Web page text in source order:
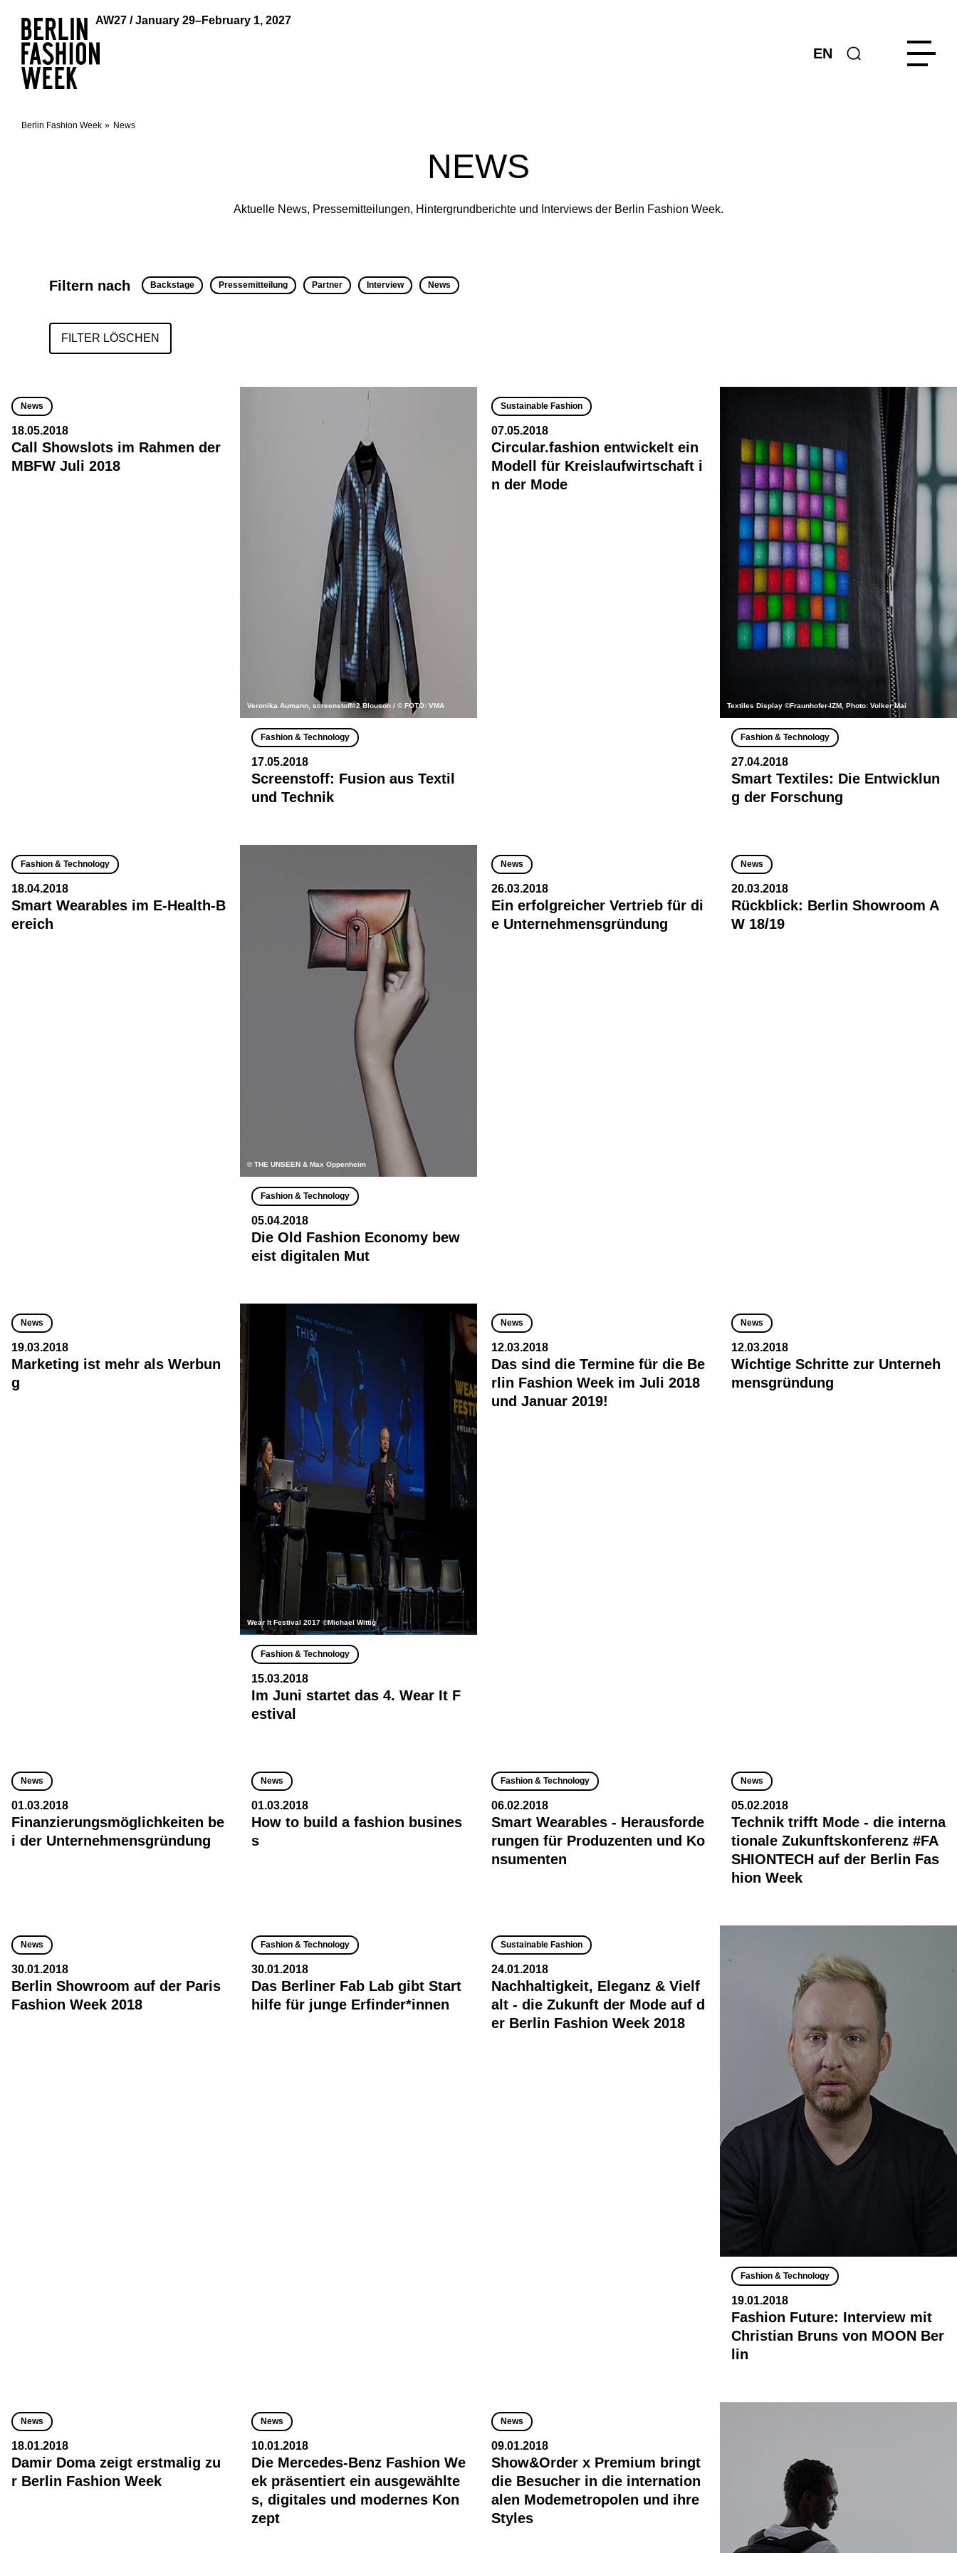
AW27 / January 29–February 1, 2027
EN
Berlin Fashion Week News
NEWS
Aktuelle News, Pressemitteilungen, Hintergrundberichte und Interviews der Berlin Fashion Week.
Filtern nach Backstage Pressemitteilung Partner Interview News
FILTER LÖSCHEN
News
18.05.2018
Call Showslots im Rahmen der
MBFW Juli 2018
Veronika Aumann, screenstoff#2 Blouson / © FOTO: VMA
Fashion & Technology
17.05.2018
Screenstoff: Fusion aus Textil
und Technik
Sustainable Fashion
07.05.2018
Circular.fashion entwickelt ein
Modell für Kreislaufwirtschaft i
n der Mode
Textiles Display ©Fraunhofer-IZM, Photo: Volker Mai
Fashion & Technology
27.04.2018
Smart Textiles: Die Entwicklun
g der Forschung
Fashion & Technology
18.04.2018
Smart Wearables im E-Health-B
ereich
© THE UNSEEN & Max Oppenheim
Fashion & Technology
05.04.2018
Die Old Fashion Economy bew
eist digitalen Mut
News
26.03.2018
Ein erfolgreicher Vertrieb für di
e Unternehmensgründung
News
20.03.2018
Rückblick: Berlin Showroom A
W 18/19
News
19.03.2018
Marketing ist mehr als Werbun
g
Wear It Festival 2017 ©Michael Wittig
Fashion & Technology
15.03.2018
Im Juni startet das 4. Wear It F
estival
News
12.03.2018
Das sind die Termine für die Be
rlin Fashion Week im Juli 2018
und Januar 2019!
News
12.03.2018
Wichtige Schritte zur Unterneh
mensgründung
News
01.03.2018
Finanzierungsmöglichkeiten be
i der Unternehmensgründung
News
01.03.2018
How to build a fashion busines
s
Fashion & Technology
06.02.2018
Smart Wearables - Herausforde
rungen für Produzenten und Ko
nsumenten
News
05.02.2018
Technik trifft Mode - die interna
tionale Zukunftskonferenz #FA
SHIONTECH auf der Berlin Fas
hion Week
News
30.01.2018
Berlin Showroom auf der Paris
Fashion Week 2018
Fashion & Technology
30.01.2018
Das Berliner Fab Lab gibt Start
hilfe für junge Erfinder*innen
Sustainable Fashion
24.01.2018
Nachhaltigkeit, Eleganz & Vielf
alt - die Zukunft der Mode auf d
er Berlin Fashion Week 2018
Fashion & Technology
19.01.2018
Fashion Future: Interview mit
Christian Bruns von MOON Ber
lin
News
18.01.2018
Damir Doma zeigt erstmalig zu
r Berlin Fashion Week
News
10.01.2018
Die Mercedes-Benz Fashion We
ek präsentiert ein ausgewählte
s, digitales und modernes Kon
zept
News
09.01.2018
Show&Order x Premium bringt
die Besucher in die internation
alen Modemetropolen und ihre
Styles